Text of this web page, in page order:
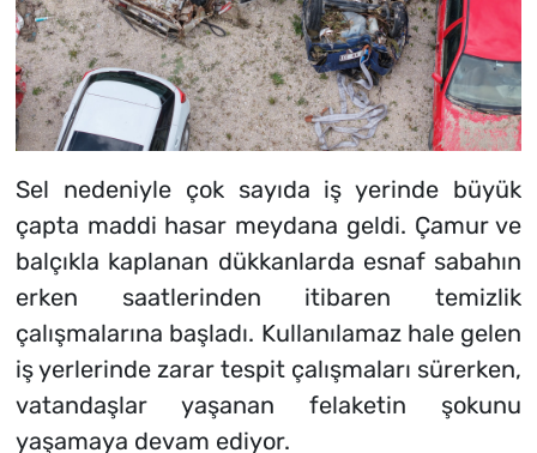
Sel nedeniyle çok sayıda iş yerinde büyük
çapta maddi hasar meydana geldi. Çamur ve
balçıkla kaplanan dükkanlarda esnaf sabahın
erken saatlerinden itibaren temizlik
çalışmalarına başladı. Kullanılamaz hale gelen
iş yerlerinde zarar tespit çalışmaları sürerken,
vatandaşlar yaşanan felaketin şokunu
yaşamaya devam ediyor.